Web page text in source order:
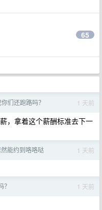
65
们还跑路吗？ 1 天前
，拿着这个薪酬标准去下一
能约到咯咯哒 1 天前
？ 1 天前